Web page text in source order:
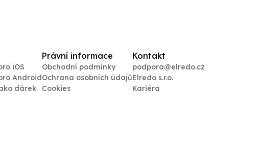
iOS
Android
dárek
Právní informace
Obchodní podmínky
Ochrana osobních údajů
Cookies
Kontakt
podpora@elredo.cz
Elredo s.r.o.
Kariéra